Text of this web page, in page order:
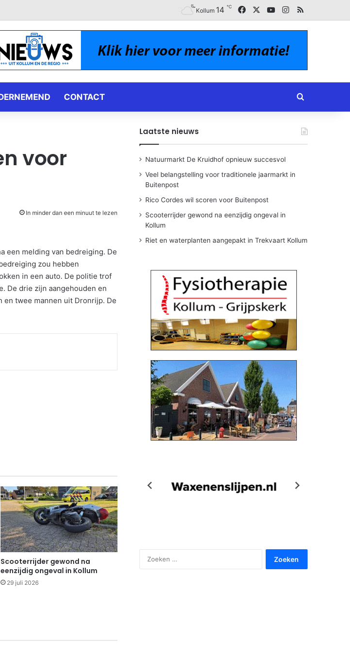
Kollum 14 ℃ FacebookYouTubeInstagram
RSS
CONTACT Zoeken naar
voor
In minder dan een minuut te lezen
een melding van bedreiging. De
zou hebben
in een auto. De politie trof
De drie zijn aangehouden en
en twee mannen uit Dronrijp. De
Scooterrijder gewond na
eenzijdig ongeval in Kollum
29 juli 2026
Laatste nieuws
Natuurmarkt De Kruidhof opnieuw succesvol
Veel belangstelling voor traditionele jaarmarkt in
Buitenpost
Rico Cordes wil scoren voor Buitenpost
Scooterrijder gewond na eenzijdig ongeval in
Kollum
Riet en waterplanten aangepakt in Trekvaart Kollum
naar: